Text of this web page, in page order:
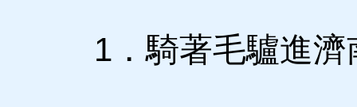
1．騎著毛驢進濟